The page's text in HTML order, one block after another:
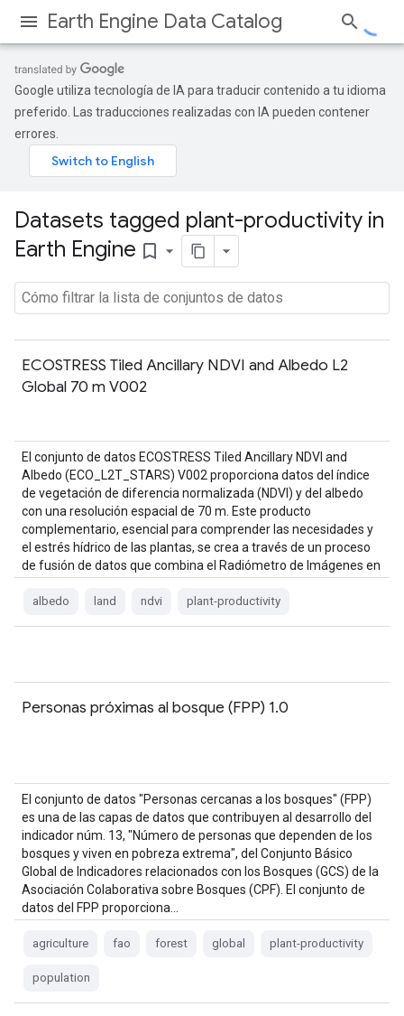
Earth Engine Data Catalog
Google utiliza tecnología de IA para traducir contenido a tu idioma
preferido. Las traducciones realizadas con IA pueden contener
errores.
Datasets tagged plant-productivity in
Earth Engine bookmark_border
ECOSTRESS Tiled Ancillary NDVI and Albedo L2
Global 70 m V002
El conjunto de datos ECOSTRESS Tiled Ancillary NDVI and
Albedo (ECO_L2T_STARS) V002 proporciona datos del índice
de vegetación de diferencia normalizada (NDVI) y del albedo
con una resolución espacial de 70 m. Este producto
complementario, esencial para comprender las necesidades y
el estrés hídrico de las plantas, se crea a través de un proceso
de fusión de datos que combina el Radiómetro de Imágenes en
albedo land ndvi plant-productivity
Personas próximas al bosque (FPP) 1.0
El conjunto de datos "Personas cercanas a los bosques" (FPP)
es una de las capas de datos que contribuyen al desarrollo del
indicador núm. 13, "Número de personas que dependen de los
bosques y viven en pobreza extrema", del Conjunto Básico
Global de Indicadores relacionados con los Bosques (GCS) de la
Asociación Colaborativa sobre Bosques (CPF). El conjunto de
datos del FPP proporciona…
agriculture fao forest global plant-productivity
population